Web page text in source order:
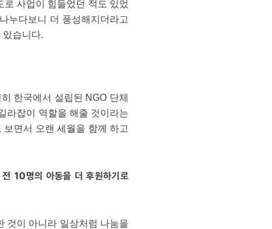
사업이 힘들었던 적도 있었
누다보니 더 풍성해지더라고
있습니다.
한국에서 설립된 NGO 단체
라잡이 역할을 해줄 것이라는
면서 오랜 세월을 함께 하고
전 10명의 아동을 더 후원하기로
것이 아니라 일상처럼 나눔을